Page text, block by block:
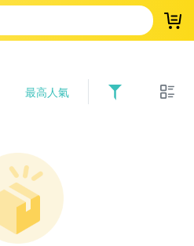
登
最高人氣